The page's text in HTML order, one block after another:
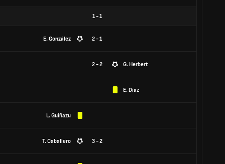
1-1
E. González 2 - 1
2 - 2 G. Herbert
E. Diaz
L. Guiñazu
T. Caballero 3 - 2